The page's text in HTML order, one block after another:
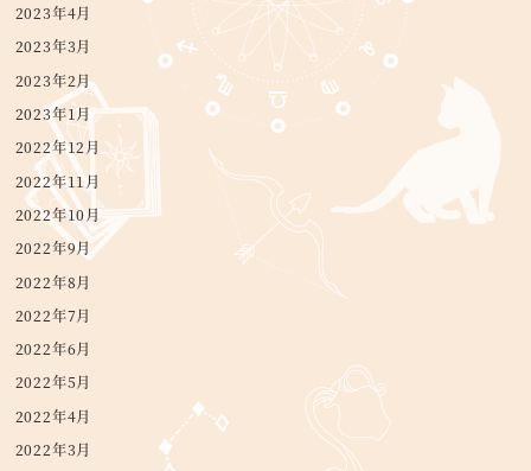
2023年4月
2023年3月
2023年2月
2023年1月
2022年12月
2022年11月
2022年10月
2022年9月
2022年8月
2022年7月
2022年6月
2022年5月
2022年4月
2022年3月